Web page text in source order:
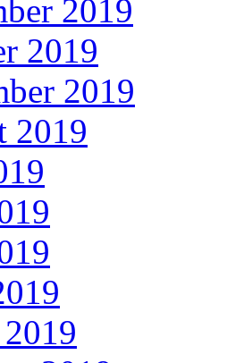
2019
2019
2019
2019